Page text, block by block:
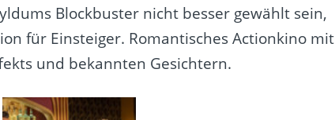
Blockbuster nicht besser gewählt sein,
für Einsteiger. Romantisches Actionkino mit
und bekannten Gesichtern.